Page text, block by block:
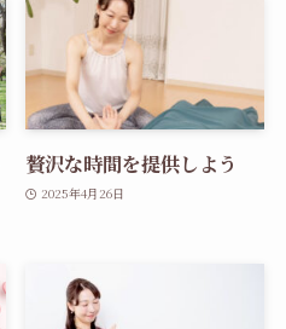
贅沢な時間を提供しよう
2025年4月26日